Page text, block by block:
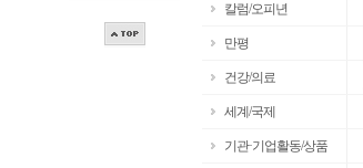
칼럼/오피년
만평
건강/의료
세계/국제
기관·기업활동/상품